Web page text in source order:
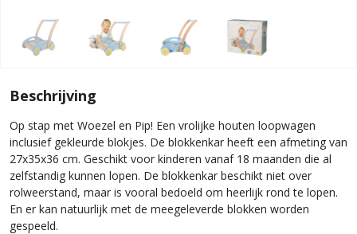
Beschrijving
Op stap met Woezel en Pip! Een vrolijke houten loopwagen
inclusief gekleurde blokjes. De blokkenkar heeft een afmeting van
27x35x36 cm. Geschikt voor kinderen vanaf 18 maanden die al
zelfstandig kunnen lopen. De blokkenkar beschikt niet over
rolweerstand, maar is vooral bedoeld om heerlijk rond te lopen.
En er kan natuurlijk met de meegeleverde blokken worden
gespeeld.